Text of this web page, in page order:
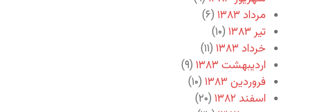
مرداد ۱۳۸۳
(۶)
تیر ۱۳۸۳
(۱۰)
خرداد ۱۳۸۳
(۱۱)
اردیبهشت ۱۳۸۳
(۹)
فروردین ۱۳۸۳
(۱۰)
اسفند ۱۳۸۲
(۲۰)